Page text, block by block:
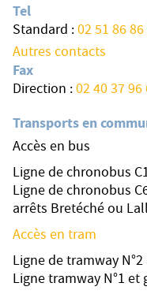
Tel
Standard :02 51 86
Autres contacts
Fax
Direction :02 40 37 96
Transports en
Accès en bus
Ligne de chronobus
Ligne de chronobus
arrêts Bretéché ou
Accès en tram
Ligne de tramway
Ligne tramway N°1 et